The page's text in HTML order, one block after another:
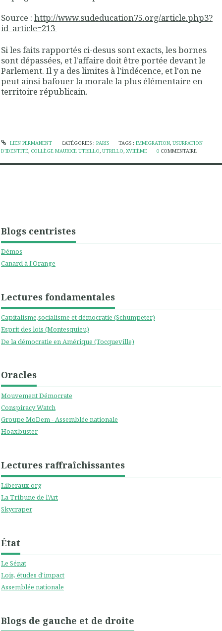
Blogs centristes
Démos
Canard à l'Orange
Lectures fondamentales
Capitalisme,socialisme et démocratie (Schumpeter)
Esprit des lois (Montesquieu)
De la démocratie en Amérique (Tocqueville)
Oracles
Mouvement Démocrate
Conspiracy Watch
Groupe MoDem - Assemblée nationale
Hoaxbuster
Lectures raffraîchissantes
Liberaux.org
La Tribune de l'Art
Skycraper
État
Le Sénat
Lois, études d'impact
Assemblée nationale
Blogs de gauche et de droite
Source : http://www.sudeducation75.org/article.php3?
id_article=213
Si les faits rapportés ci-desus sont exacts, les bornes
sont dépassées, et l'affaire doit être portée devant le
Parlement. Il y a des limites à l'indécence, et l'on ne
peut ainsi bafouer la morale la plus élémentaire en
territoire républicain.
LIEN PERMANENT CATÉGORIES : PARIS TAGS :IMMIGRATION,USURPATION
D'IDENTITÉ, COLLÈGE MAURICE UTRILLO, UTRILLO, XVIIIÈME 0 COMMENTAIRE